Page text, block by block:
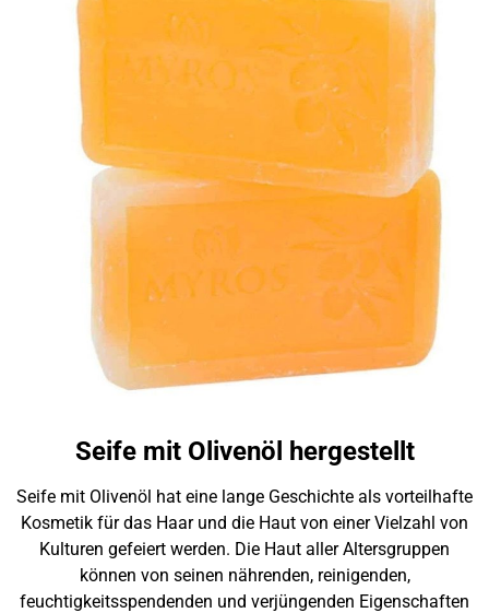
Seife mit Olivenöl hergestellt
Seife mit Olivenöl hat eine lange Geschichte als vorteilhafte
Kosmetik für das Haar und die Haut von einer Vielzahl von
Kulturen gefeiert werden. Die Haut aller Altersgruppen
können von seinen nährenden, reinigenden,
feuchtigkeitsspendenden und verjüngenden Eigenschaften